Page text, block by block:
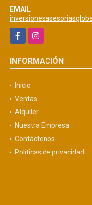
EMAIL
FacebookInstagram
INFORMACIÓN
Inicio
Ventas
Alquiler
Nuestra Empresa
Contáctenos
Políticas de privacidad